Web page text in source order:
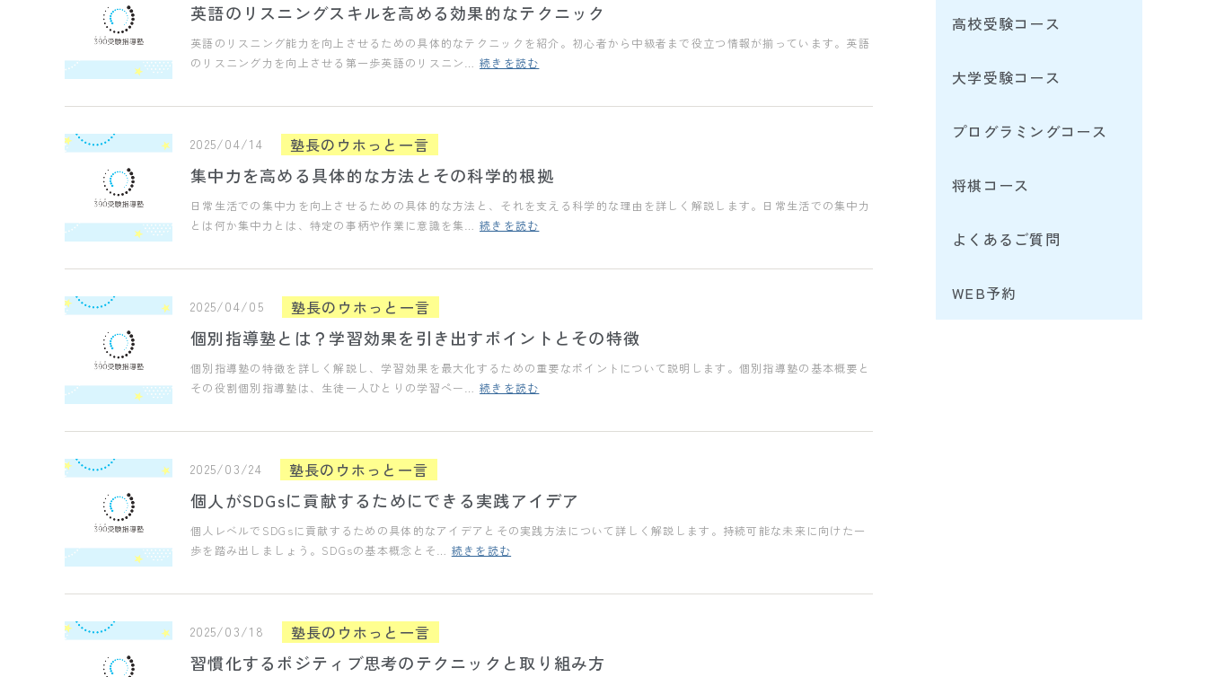
英語のリスニングスキルを高める効果的なテクニック
英語のリスニング能力を向上させるための具体的なテクニックを紹介。初心者から中級者まで役立つ情報が揃っています。英語
のリスニング力を向上させる第一歩英語のリスニン… 続きを読む
2025/04/14 塾長のウホっと一言
集中力を高める具体的な方法とその科学的根拠
日常生活での集中力を向上させるための具体的な方法と、それを支える科学的な理由を詳しく解説します。日常生活での集中力
とは何か集中力とは、特定の事柄や作業に意識を集… 続きを読む
2025/04/05 塾長のウホっと一言
個別指導塾とは？学習効果を引き出すポイントとその特徴
個別指導塾の特徴を詳しく解説し、学習効果を最大化するための重要なポイントについて説明します。個別指導塾の基本概要と
その役割個別指導塾は、生徒一人ひとりの学習ペー… 続きを読む
2025/03/24 塾長のウホっと一言
個人がSDGsに貢献するためにできる実践アイデア
個人レベルでSDGsに貢献するための具体的なアイデアとその実践方法について詳しく解説します。持続可能な未来に向けた一
歩を踏み出しましょう。SDGsの基本概念とそ… 続きを読む
2025/03/18 塾長のウホっと一言
習慣化するポジティブ思考のテクニックと取り組み方
高校受験コース
大学受験コース
プログラミングコース
将棋コース
よくあるご質問
WEB予約